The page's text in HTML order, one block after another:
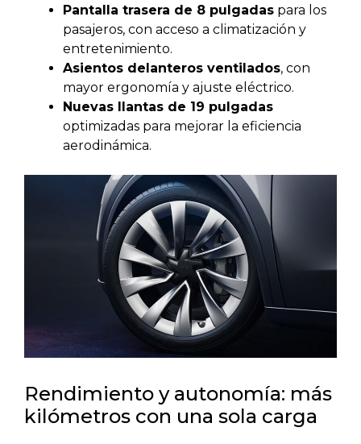
Pantalla trasera de 8 pulgadas para los
pasajeros, con acceso a climatización y
entretenimiento.
Asientos delanteros ventilados, con
mayor ergonomía y ajuste eléctrico.
Nuevas llantas de 19 pulgadas
optimizadas para mejorar la eficiencia
aerodinámica.
Rendimiento y autonomía: más
kilómetros con una sola carga